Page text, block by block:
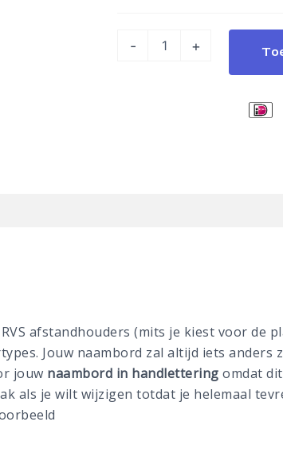
- +
afstandhouders (mits je kiest voor de
Jouw naambord zal altijd iets anders
jouw naambord in handlettering omdat
als je wilt wijzigen totdat je helemaal